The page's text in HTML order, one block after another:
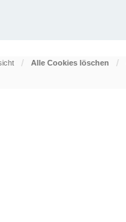
Alle Cookies löschen